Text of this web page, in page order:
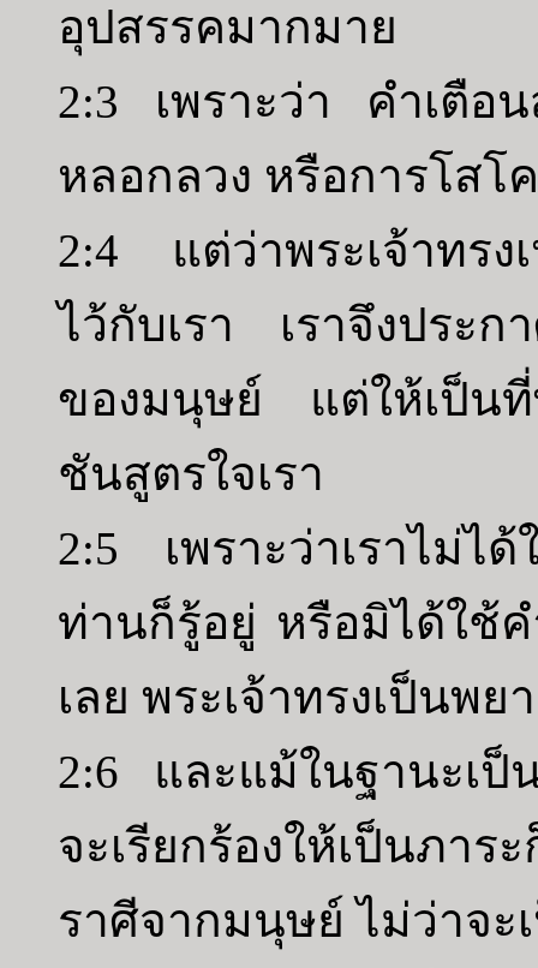
อุปสรรคมากมาย
2:3 เพราะว่า คำเตือน
หลอกลวง หรือการโสโ
2:4 แต่ว่าพระเจ้าทรง
ไว้กับเรา เราจึงประ
ของมนุษย์ แต่ให้เป็นที่
ชันสูตรใจเรา
2:5 เพราะว่าเราไม่ไ
ท่านก็รู้อยู่ หรือมิได้ใช้
เลย พระเจ้าทรงเป็นพย
2:6 และแม้ในฐานะเป็
จะเรียกร้องให้เป็นภา
ราศีจากมนุษย์ ไม่ว่าจ